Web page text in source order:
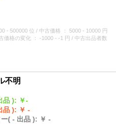
- 500000 位 / 中古価格
： 5000 - 10000 円
価格の変化 ： -1000 - -1 円 / 中古出品者数
不明
品 ): ￥-
品 ): ￥ -
( - 出品 ): ￥ -